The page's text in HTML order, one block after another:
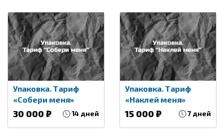
10 000
Нейминг
05.01.2018
Упаковка. Тариф
«Собери меня»
30 000 ₽ 14 дней
Упаковка. Тариф
«Наклей меня»
15 000 ₽ 7 дней